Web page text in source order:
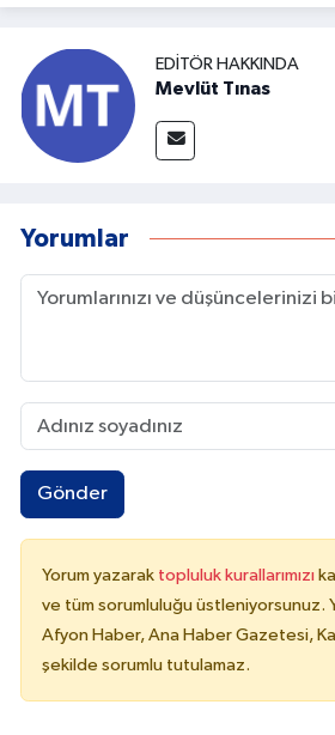
EDITÖR HAKKINDA
Mevlüt Tınas
Yorumlar
Gönder
Yorum yazarak topluluk kurallarımızı
ve tüm sorumluluğu üstleniyorsunuz.
Afyon Haber, Ana Haber Gazetesi,
şekilde sorumlu tutulamaz.